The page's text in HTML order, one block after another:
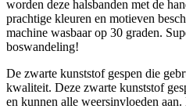
worden deze halsbanden met de
prachtige kleuren en motieven
machine wasbaar op 30 graden.
boswandeling!
De zwarte kunststof gespen die
kwaliteit. Deze zwarte kunststof
en kunnen alle weersinvloeden